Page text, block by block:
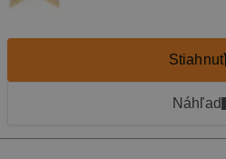
Stiahnuť
Náhľad